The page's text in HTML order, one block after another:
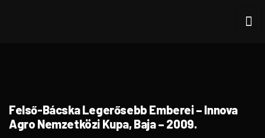
Felső-Bácska Legerősebb Emberei – Innova
Agro Nemzetközi Kupa, Baja – 2009.